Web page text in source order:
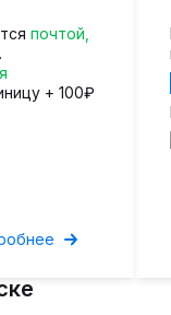
почтой,
.
+ 100₽